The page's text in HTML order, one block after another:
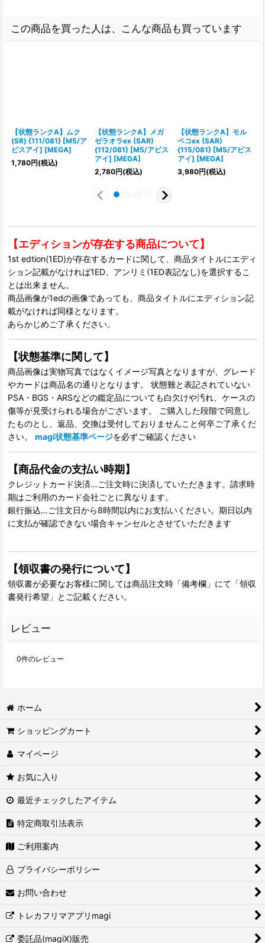
この商品を買った人は、こんな商品も買っています
【状態ランクA】ムク
(SR) {111/081} [M5/ア
ビスアイ] [MEGA]
1,780円(税込)
【状態ランクA】メガ
ゼラオラex (SAR)
{112/081} [M5/アビス
アイ] [MEGA]
2,780円(税込)
【状態ランクA】モル
ペコex (SAR)
{115/081} [M5/アビス
アイ] [MEGA]
3,980円(税込)
【エディションが存在する商品について】
1st edtion(1ED)が存在するカードに関して、商品タイトルにエディ
ション記載がなければ1ED、アンリミ(1ED表記なし)を選択するこ
とは出来ません。
商品画像が1edの画像であっても、商品タイトルにエディション記
載がなければ同様となります。
あらかじめご了承ください。
【状態基準に関して】
商品画像は実物写真ではなくイメージ写真となりますが、グレード
やカードは商品名の通りとなります。 状態難と表記されていない
PSA・BGS・ARSなどの鑑定品についても白欠けや汚れ、ケースの
傷等が見受けられる場合がございます。 ご購入した段階で同意し
たものとし、返品、交換は受付しておりませんこと何卒ご了承くだ
さい。 magi状態基準ページを必ずご確認ください
【商品代金の支払い時期】
クレジットカード決済…ご注文時に決済していただきます。請求時
期はご利用のカード会社ごとに異なります。
銀行振込…ご注文日から8時間以内にお支払いください。期日以内
に支払が確認できない場合キャンセルとさせていただきます
【領収書の発行について】
領収書が必要なお客様に関しては商品注文時「備考欄」にて「領収
書発行希望」とご記載ください。
レビュー
0件のレビュー
ホーム
ショッピングカート
マイページ
お気に入り
最近チェックしたアイテム
特定商取引法表示
ご利用案内
プライバシーポリシー
お問い合わせ
トレカフリマアプリmagi
委託品(magiX)販売